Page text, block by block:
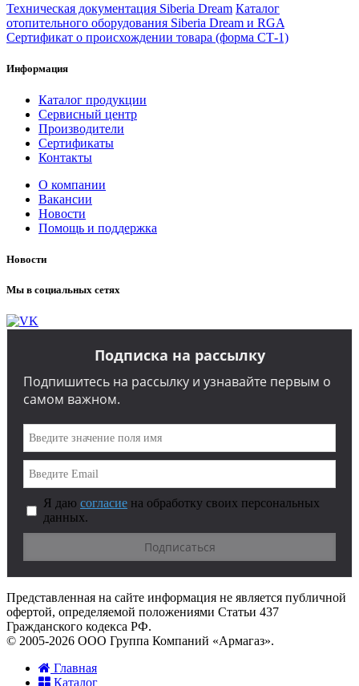
Техническая документация Siberia Dream Каталог
отопительного оборудования Siberia Dream и RGA
Сертификат о происхождении товара (форма СТ-1)
Информация
Каталог продукции
Сервисный центр
Производители
Сертификаты
Контакты
О компании
Вакансии
Новости
Помощь и поддержка
Новости
Мы в социальных сетях
Подписка на рассылку
Подпишитесь на рассылку и узнавайте первым о
самом важном.
Я даю согласие на обработку своих персональных
данных.
Представленная на сайте информация не является публичной
офертой, определяемой положениями Статьи 437
Гражданского кодекса РФ.
© 2005-2026 ООО Группа Компаний «Армагаз».
Главная
Каталог